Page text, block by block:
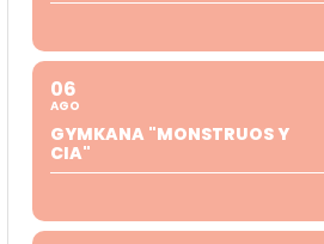
06
AGO
GYMKANA "MONSTRUOS Y
CIA"